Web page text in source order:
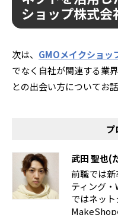
ショップ株式会
次は、 GMOメイクショッ
でなく自社が関連する業
との出会い方についてお
プ
武田 聖也(
前職では
ティング
ではネッ
MakeShop